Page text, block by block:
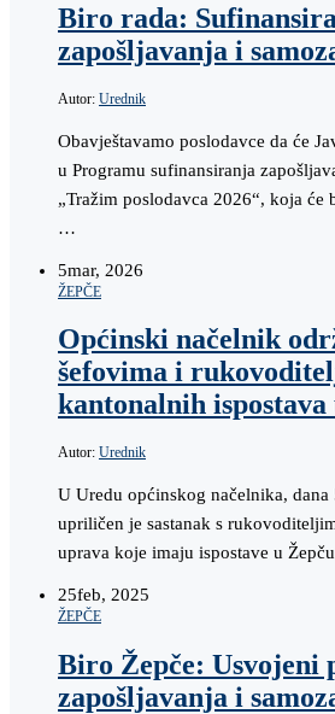
Biro rada:
zapošljavanja i
Autor: Urednik
Obavještavamo poslodavce da će
u Programu sufinansiranja
„Tražim poslodavca 2026“, koja
…
5mar, 2026
ŽEPČE
Općinski načelnik
šefovima i
kantonalnih ispostava
Autor: Urednik
U Uredu općinskog načelnika, dana
upriličen je sastanak s
uprava koje imaju ispostave u
25feb, 2025
ŽEPČE
Biro Žepče: Usvojeni
zapošljavanja i